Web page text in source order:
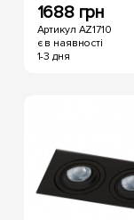
1688 грн
Артикул AZ1710
є в наявності
1-3 дня